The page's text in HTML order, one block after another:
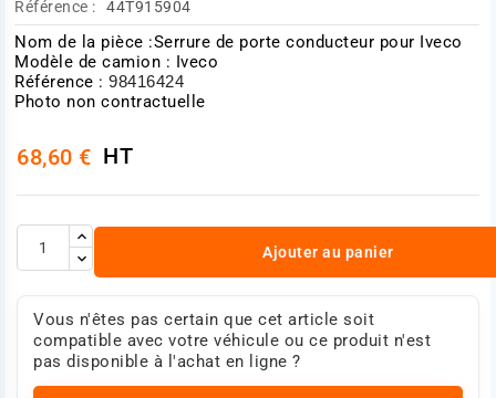
Référence : 44T915904
Nom de la pièce :Serrure de porte conducteur pour Iveco
Modèle de camion : Iveco
Référence : 98416424
Photo non contractuelle
68,60 € HT
Ajouter au panier
Vous n'êtes pas certain que cet article soit
compatible avec votre véhicule ou ce produit n'est
pas disponible à l'achat en ligne ?